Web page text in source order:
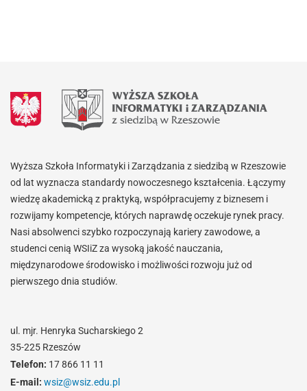
Wyższa Szkoła Informatyki i Zarządzania z siedzibą w Rzeszowie
od lat wyznacza standardy nowoczesnego kształcenia. Łączymy
wiedzę akademicką z praktyką, współpracujemy z biznesem i
rozwijamy kompetencje, których naprawdę oczekuje rynek pracy.
Nasi absolwenci szybko rozpoczynają kariery zawodowe, a
studenci cenią WSIiZ za wysoką jakość nauczania,
międzynarodowe środowisko i możliwości rozwoju już od
pierwszego dnia studiów.
ul. mjr. Henryka Sucharskiego 2
35-225 Rzeszów
Telefon: 17 866 11 11
E-mail: wsiz@wsiz.edu.pl